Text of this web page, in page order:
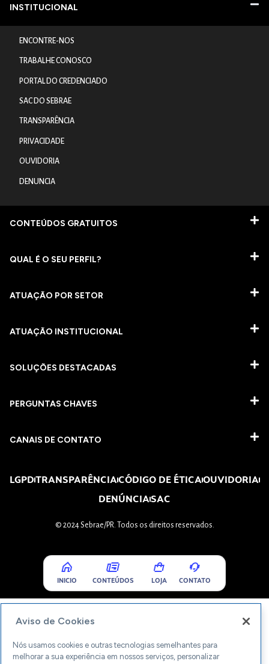
INSTITUCIONAL
ENCONTRE-NOS
TRABALHE CONOSCO
PORTAL DO CREDENCIADO
SAC DO SEBRAE
TRANSPARÊNCIA
PRIVACIDADE
OUVIDORIA
DENUNCIA
CONTEÚDOS GRATUITOS
QUAL É O SEU PERFIL?
ATUAÇÃO POR SETOR
ATUAÇÃO INSTITUCIONAL
SOLUÇÕES DESTACADAS
PERGUNTAS CHAVES​
CANAIS DE CONTATO
LGPDTRANSPARÊNCIACÓDIGO DE ÉTICAOUVIDORIA
DENÚNCIASAC
© 2024 Sebrae/PR. Todos os direitos reservados.
INICIO CONTEÚDOS LOJA CONTATO
Aviso de Cookies
Nós usamos cookies e outras tecnologias semelhantes para
melhorar a sua experiência em nossos serviços, personalizar